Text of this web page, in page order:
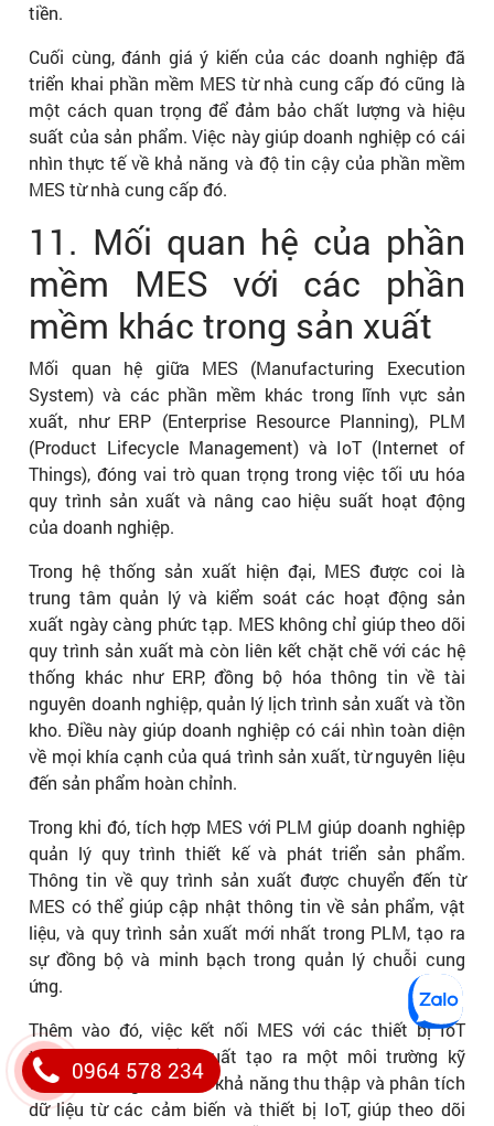
tiền.
Cuối cùng, đánh giá ý kiến của các doanh nghiệp đã
triển khai phần mềm MES từ nhà cung cấp đó cũng là
một cách quan trọng để đảm bảo chất lượng và hiệu
suất của sản phẩm. Việc này giúp doanh nghiệp có cái
nhìn thực tế về khả năng và độ tin cậy của phần mềm
MES từ nhà cung cấp đó.
11. Mối quan hệ của phần
mềm MES với các phần
mềm khác trong sản xuất
Mối quan hệ giữa MES (Manufacturing Execution
System) và các phần mềm khác trong lĩnh vực sản
xuất, như ERP (Enterprise Resource Planning), PLM
(Product Lifecycle Management) và IoT (Internet of
Things), đóng vai trò quan trọng trong việc tối ưu hóa
quy trình sản xuất và nâng cao hiệu suất hoạt động
của doanh nghiệp.
Trong hệ thống sản xuất hiện đại, MES được coi là
trung tâm quản lý và kiểm soát các hoạt động sản
xuất ngày càng phức tạp. MES không chỉ giúp theo dõi
quy trình sản xuất mà còn liên kết chặt chẽ với các hệ
thống khác như ERP, đồng bộ hóa thông tin về tài
nguyên doanh nghiệp, quản lý lịch trình sản xuất và tồn
kho. Điều này giúp doanh nghiệp có cái nhìn toàn diện
về mọi khía cạnh của quá trình sản xuất, từ nguyên liệu
đến sản phẩm hoàn chỉnh.
Trong khi đó, tích hợp MES với PLM giúp doanh nghiệp
quản lý quy trình thiết kế và phát triển sản phẩm.
Thông tin về quy trình sản xuất được chuyển đến từ
MES có thể giúp cập nhật thông tin về sản phẩm, vật
liệu, và quy trình sản xuất mới nhất trong PLM, tạo ra
sự đồng bộ và minh bạch trong quản lý chuỗi cung
ứng.
Thêm vào đó, việc kết nối MES với các thiết bị IoT
trong quá trình sản xuất tạo ra một môi trường kỹ
thuật số động. MES có khả năng thu thập và phân tích
dữ liệu từ các cảm biến và thiết bị IoT, giúp theo dõi
0964 578 234